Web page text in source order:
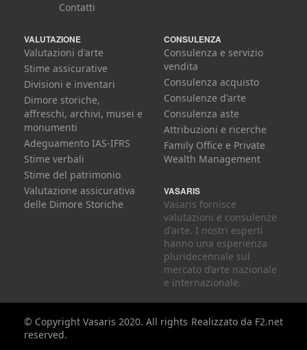
Contatti
VALUTAZIONE
Valutazioni d'arte
Stime assicurative
Divisioni e inventari
Dimore storiche,
affreschi, archivi, musei e
monumenti
Adeguamento IAS-IFRS
Stime verbali
Stime del patrimonio
Valutazione assicurativa
delle Dimore Storiche
CONSULENZA
Consulenza e servizio
vendita
Consulenza acquisto
Consulenze d'arte
Consulenza aste
Attribuzioni e ricerche
Family Office e Private
Wealth Management
VASARIS
Vasaris fornisce
valutazioni e consulenze
d'arte. I nostri esperti
hanno una esperienza
pluridecennale sul
mercato d’arte nazionale
e internazionale.
Realizzato da F2.net
© Copyright Vasaris 2020. All rights
reserved.